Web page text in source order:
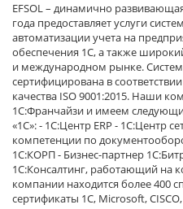
EFSOL – динамично
года предоставляет услуги
автоматизации учета на
обеспечения 1С, а также
и международном рынке.
сертифицирована в
качества ISO 9001:2015. Наши
1С:Франчайзи и имеем
«1С»: - 1С:Центр ERP - 1С:Центр
компетенции по
1С:КОРП - Бизнес-партнер
1С:Консалтинг, работающий на
компании находится более 400
сертификаты 1С, Microsoft,